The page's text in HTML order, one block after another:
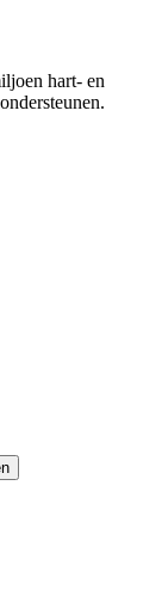
hart- en